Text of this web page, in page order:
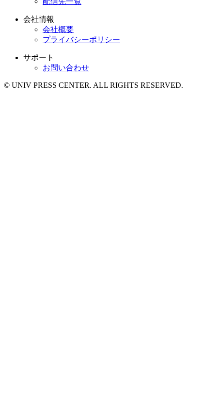
会社情報
会社概要
プライバシーポリシー
サポート
お問い合わせ
© UNIV PRESS CENTER. ALL RIGHTS RESERVED.